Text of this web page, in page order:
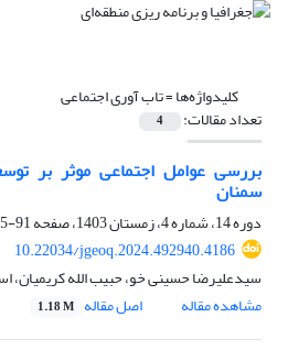
کلیدواژه‌ها =تاب آوری اجتماعی
تعداد مقالات: 4
بررسی عوامل اجتماعی موثر بر
سمنان
دوره 14، شماره 4، زمستان 1403، صفحه
91-105
10.22034/jgeoq.2024.492940.4186
سیدعلیرضا حسینی خو، حبیب الله کریمیان،
مشاهده مقاله
اصل مقاله 1.18 M